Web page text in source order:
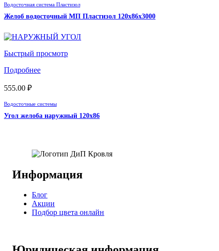
Водосточная система Пластизол
Желоб водосточный МП Пластизол 120х86х3000
Быстрый просмотр
Подробнее
555.00 ₽
Водосточные системы
Угол желоба наружный 120х86
Информация
Блог
Акции
Подбор цвета онлайн